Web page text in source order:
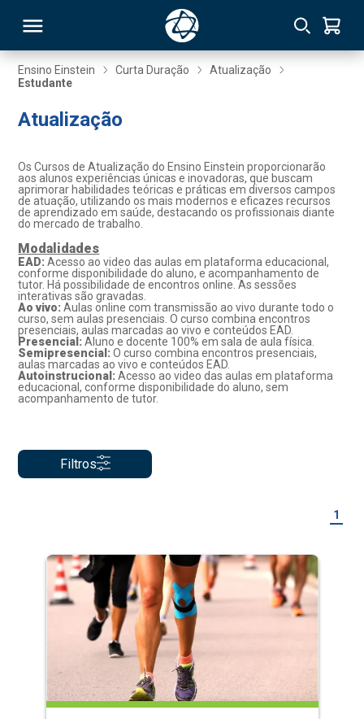
Ensino Einstein Curta Duração
Atualização
Estudante
Atualização
Os Cursos de Atualização do Ensino Einstein proporcionarão
aos alunos experiências únicas e inovadoras, que buscam
aprimorar habilidades teóricas e práticas em diversos campos
de atuação, utilizando os mais modernos e eficazes recursos
de aprendizado em saúde, destacando os profissionais diante
do mercado de trabalho.
Modalidades
EAD:Acesso ao video das aulas em plataforma educacional,
conforme disponibilidade do aluno, e acompanhamento de
tutor. Há possibilidade de encontros online. As sessões
interativas são gravadas.
Ao vivo: Aulas online com transmissão ao vivo durante todo o
curso, sem aulas presenciais. O curso combina encontros
presenciais, aulas marcadas ao vivo e conteúdos EAD.
Presencial:Aluno e docente 100% em sala de aula física.
Semipresencial:O curso combina encontros presenciais,
aulas marcadas ao vivo e conteúdos EAD.
Autoinstrucional:Acesso ao video das aulas em plataforma
educacional, conforme disponibilidade do aluno, sem
acompanhamento de tutor.
Filtros
1